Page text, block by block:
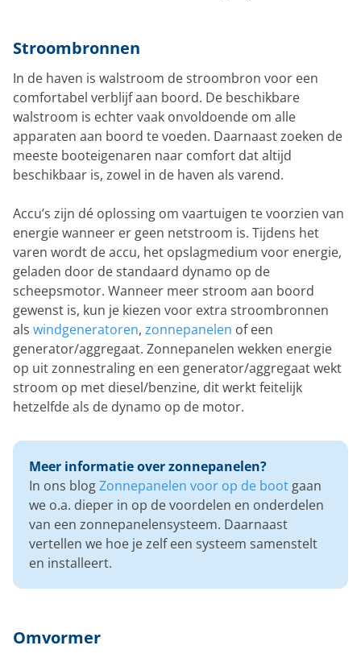
Stroombronnen
In de haven is walstroom de stroombron voor een
comfortabel verblijf aan boord. De beschikbare
walstroom is echter vaak onvoldoende om alle
apparaten aan boord te voeden. Daarnaast zoeken de
meeste booteigenaren naar comfort dat altijd
beschikbaar is, zowel in de haven als varend.
Accu’s zijn dé oplossing om vaartuigen te voorzien van
energie wanneer er geen netstroom is. Tijdens het
varen wordt de accu, het opslagmedium voor energie,
geladen door de standaard dynamo op de
scheepsmotor. Wanneer meer stroom aan boord
gewenst is, kun je kiezen voor extra stroombronnen
als windgeneratoren, zonnepanelen of een
generator/aggregaat. Zonnepanelen wekken energie
op uit zonnestraling en een generator/aggregaat wekt
stroom op met diesel/benzine, dit werkt feitelijk
hetzelfde als de dynamo op de motor.
Meer informatie over zonnepanelen?
In ons blogZonnepanelen voor op de boot gaan
we o.a. dieper in op de voordelen en onderdelen
van een zonnepanelensysteem. Daarnaast
vertellen we hoe je zelf een systeem samenstelt
en installeert.
Omvormer